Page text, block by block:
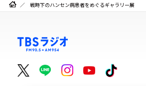
戦時下のハンセン病患者をめぐるギャラリー展